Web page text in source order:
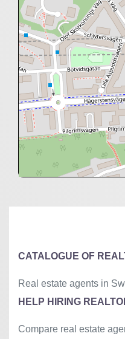
CATALOGUE OF
Real estate agents in
HELP HIRING
Compare real estate